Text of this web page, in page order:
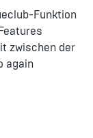
Funktion
zwischen der
again